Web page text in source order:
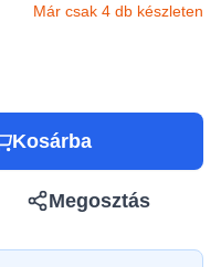
Már csak 4 db készleten
Kosárba
Megosztás